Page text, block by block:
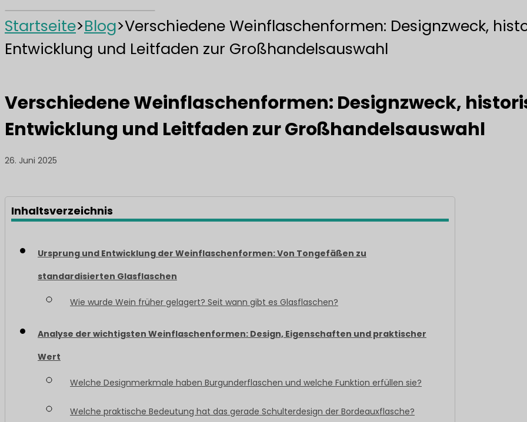
Startseite>Blog>Verschiedene Weinflaschenformen: Designzweck,
Entwicklung und Leitfaden zur Großhandelsauswahl
Verschiedene Weinflaschenformen: Designzweck,
Entwicklung und Leitfaden zur Großhandelsauswahl
26. Juni 2025
Inhaltsverzeichnis
Ursprung und Entwicklung der Weinflaschenformen: Von Tongefäßen zu
standardisierten Glasflaschen
Wie wurde Wein früher gelagert? Seit wann gibt es Glasflaschen?
Analyse der wichtigsten Weinflaschenformen: Design, Eigenschaften und praktischer
Wert
Welche Designmerkmale haben Burgunderflaschen und welche Funktion erfüllen sie?
Welche praktische Bedeutung hat das gerade Schulterdesign der Bordeauxflasche?